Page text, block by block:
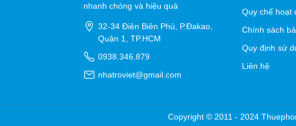
nhanh chóng và hiệu quả
32-34 Điện Biên Phủ, P.Đakao,
Quận 1, TP.HCM
0938.346.879
nhatroviet@gmail.com
Quy chế hoạt
Chính sách
Quy định sử
Liên hệ
Copyright © 2011 - 2024